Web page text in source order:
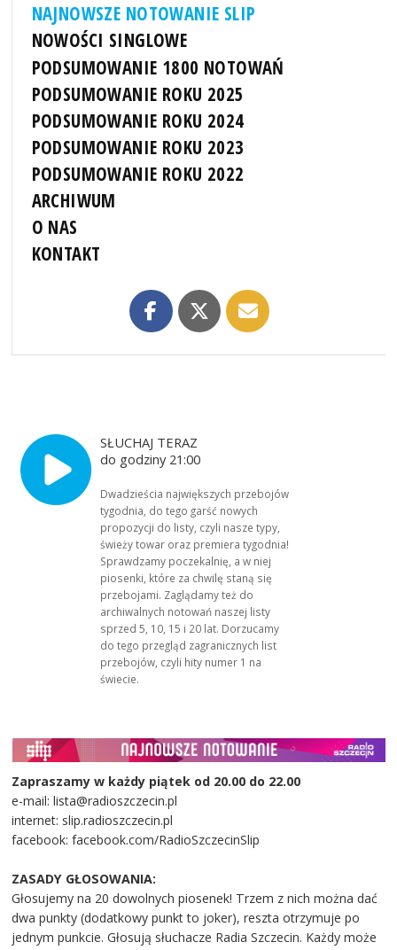
NAJNOWSZE NOTOWANIE SLIP
NOWOŚCI SINGLOWE
PODSUMOWANIE 1800 NOTOWAŃ
PODSUMOWANIE ROKU 2025
PODSUMOWANIE ROKU 2024
PODSUMOWANIE ROKU 2023
PODSUMOWANIE ROKU 2022
ARCHIWUM
O NAS
KONTAKT
SŁUCHAJ TERAZ
do godziny 21:00
Dwadzieścia największych przebojów
tygodnia, do tego garść nowych
propozycji do listy, czyli nasze typy,
świeży towar oraz premiera tygodnia!
Sprawdzamy poczekalnię, a w niej
piosenki, które za chwilę staną się
przebojami. Zaglądamy też do
archiwalnych notowań naszej listy
sprzed 5, 10, 15 i 20 lat. Dorzucamy
do tego przegląd zagranicznych list
przebojów, czyli hity numer 1 na
świecie.
Zapraszamy w każdy piątek od 20.00 do 22.00
e-mail: lista@radioszczecin.pl
internet: slip.radioszczecin.pl
facebook: facebook.com/RadioSzczecinSlip
ZASADY GŁOSOWANIA:
Głosujemy na 20 dowolnych piosenek! Trzem z nich można dać
dwa punkty (dodatkowy punkt to joker), reszta otrzymuje po
jednym punkcie. Głosują słuchacze Radia Szczecin. Każdy może